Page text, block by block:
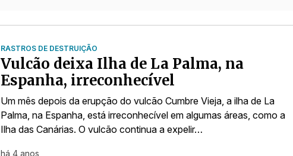
RASTROS DE DESTRUIÇÃO
Vulcão deixa Ilha de La Palma, na
Espanha, irreconhecível
Um mês depois da erupção do vulcão Cumbre Vieja, a ilha de La
Palma, na Espanha, está irreconhecível em algumas áreas, como a
Ilha das Canárias. O vulcão continua a expelir…
há 4 anos